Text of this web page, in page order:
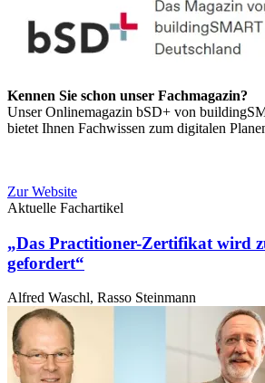
Kennen Sie schon unser Fachmagazin?
Unser Onlinemagazin bSD+ von
bietet Ihnen Fachwissen zum digitalen
Zur Website
Aktuelle Fachartikel
„Das Practitioner-Zertifikat wird
gefordert“
Alfred Waschl, Rasso Steinmann